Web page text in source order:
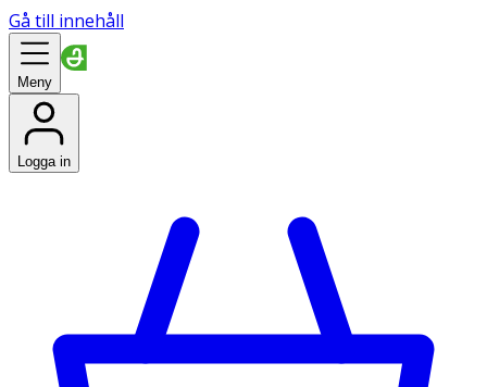
Gå till innehåll
Meny
Logga in